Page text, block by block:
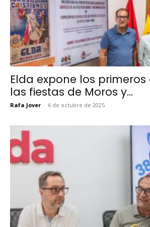
Elda expone los
las fiestas de Moros y...
Rafa Jover - 6 de octubre de 2025